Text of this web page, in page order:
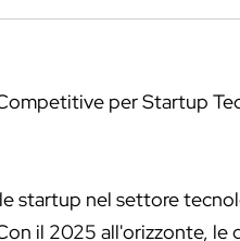
startup nel settore
il 2025 all'orizzonte, le